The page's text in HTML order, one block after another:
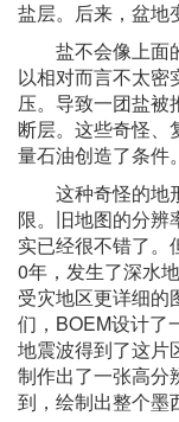
盐层。后来，盆地
盐不会像上面
以相对而言不太密
压。导致一团盐被
断层。这些奇怪、
量石油创造了条件。
这种奇怪的地形
限。旧地图的分辨
实已经很不错了。
0年，发生了深水
受灾地区更详细的
们，BOEM设计了
地震波得到了这片
制作出了一张高分
到，绘制出整个墨